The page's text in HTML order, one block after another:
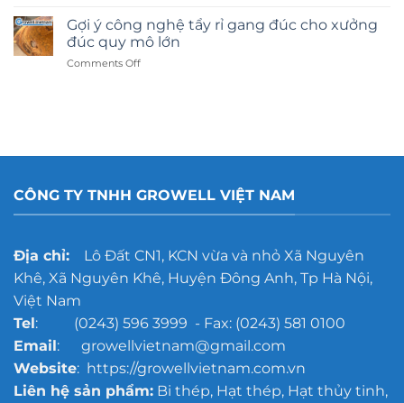
cát
kính
hay
dán
hơn?
Gợi ý công nghệ tẩy rỉ gang đúc cho xưởng
đúc quy mô lớn
Comments Offon
rỉ
cho
xưởng
mô
lớn
CÔNG TY TNHH GROWELL VIỆT NAM
Địa chỉ:Lô Đất CN1, KCN vừa và nhỏ Xã Nguyên
Khê, Xã Nguyên Khê, Huyện Đông Anh, Tp Hà Nội,
Việt Nam
Tel: (0243) 596 3999 - Fax: (0243) 581 0100
Email: growellvietnam@gmail.com
Website: https://growellvietnam.com.vn
Liên hệ sản phẩm:Bi thép, Hạt thép, Hạt thủy tinh,